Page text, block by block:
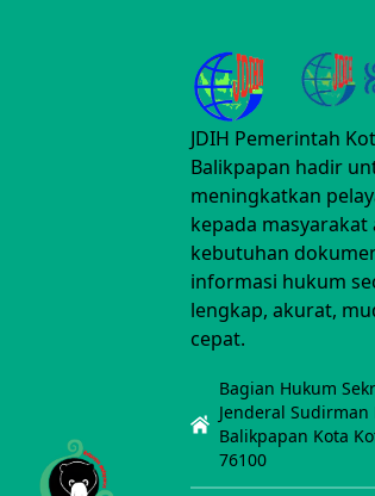
JDIH Pemerintah
Balikpapan hadir
meningkatkan
kepada masyarakat
kebutuhan
informasi hukum
lengkap, akurat,
cepat.
Bagian Hukum
Jenderal Sudirman
Balikpapan Kota
76100